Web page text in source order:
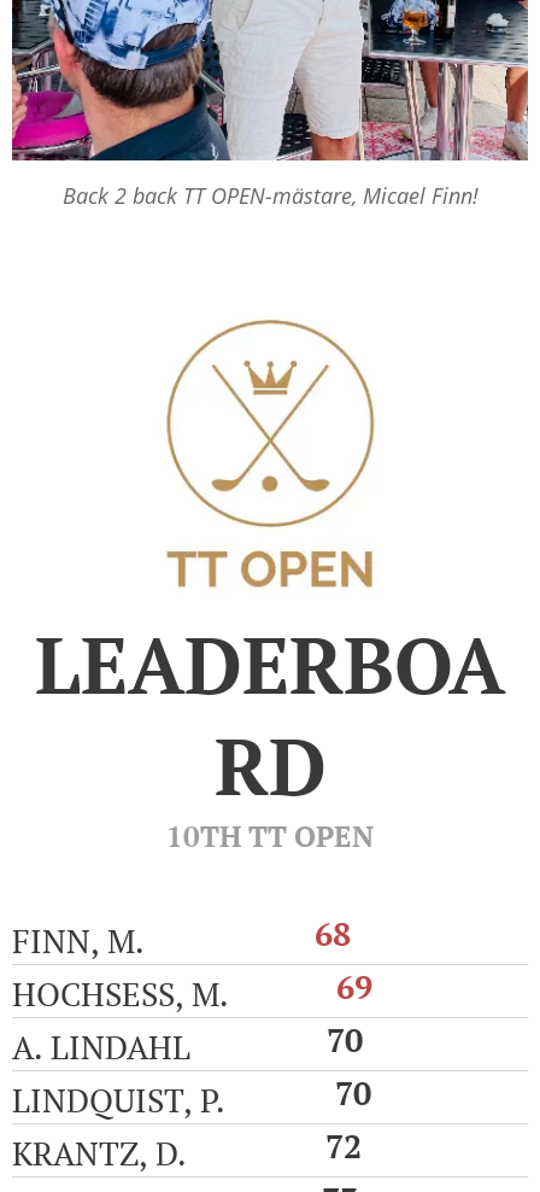
Back 2 back TT OPEN-mästare, Micael Finn!
LEADERBOA
RD
10TH TT OPEN
FINN, M.
68
HOCHSESS, M.
69
A. LINDAHL
70
LINDQUIST, P.
70
KRANTZ, D.
72